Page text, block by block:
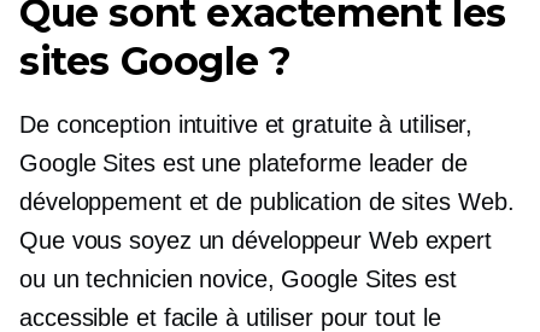
Que sont exactement les
sites Google ?
De conception intuitive et gratuite à utiliser,
Google Sites est une plateforme leader de
développement et de publication de sites Web.
Que vous soyez un développeur Web expert
ou un technicien novice, Google Sites est
accessible et facile à utiliser pour tout le